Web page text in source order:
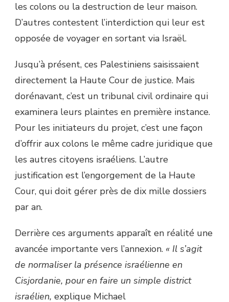
les colons ou la destruction de leur maison.
D’autres contestent l’interdiction qui leur est
opposée de voyager en sortant via Israël.
Jusqu’à présent, ces Palestiniens saisissaient
directement la Haute Cour de justice. Mais
dorénavant, c’est un tribunal civil ordinaire qui
examinera leurs plaintes en première instance.
Pour les initiateurs du projet, c’est une façon
d’offrir aux colons le même cadre juridique que
les autres citoyens israéliens. L’autre
justification est l’engorgement de la Haute
Cour, qui doit gérer près de dix mille dossiers
par an.
Derrière ces arguments apparaît en réalité une
avancée importante vers l’annexion. « Il s’agit
de normaliser la présence israélienne en
Cisjordanie, pour en faire un simple district
israélien, explique Michael